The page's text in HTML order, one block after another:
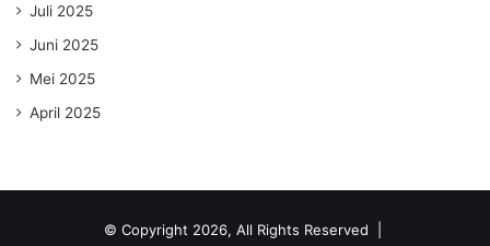
Juli 2025
Juni 2025
Mei 2025
April 2025
© Copyright 2026, All Rights Reserved |